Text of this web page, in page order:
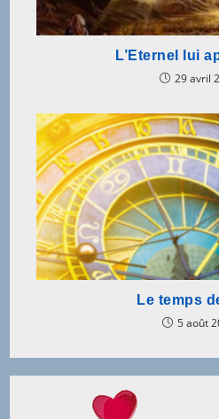
L’Eternel lui
29 avril
Le temps
5 août